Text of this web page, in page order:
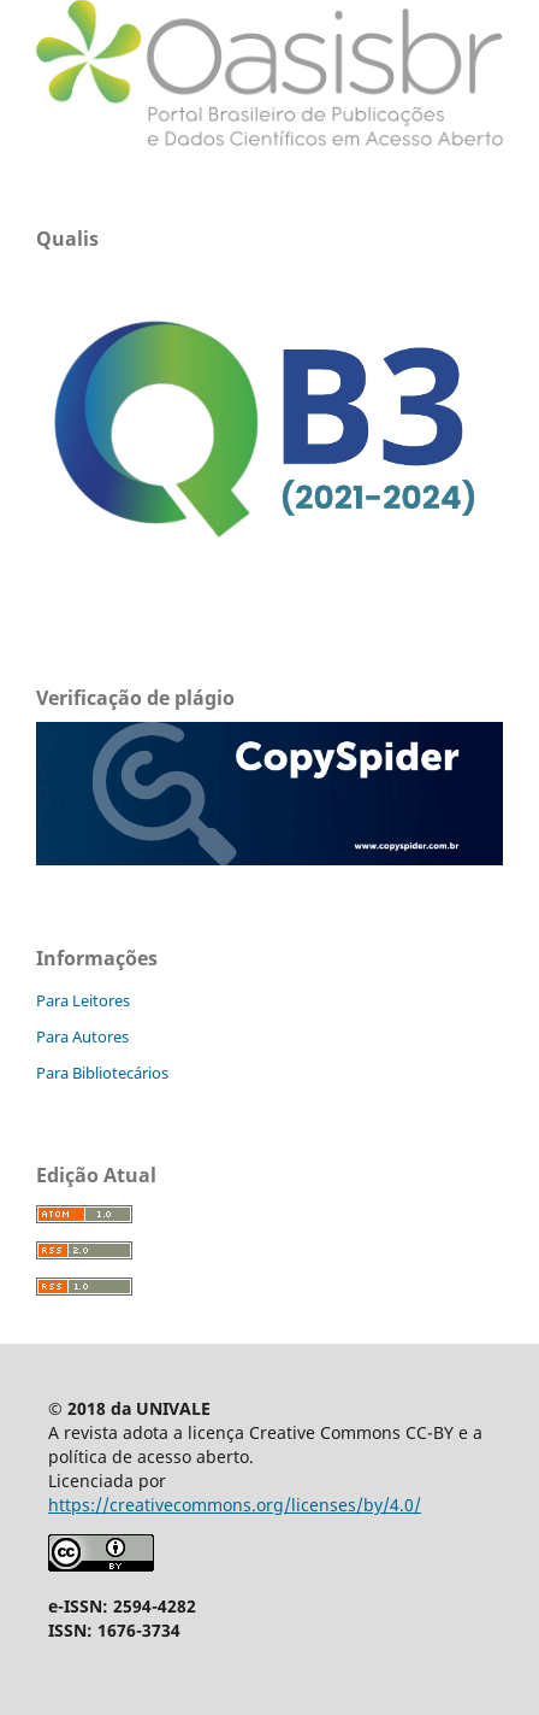
Qualis
Verificação de plágio
Informações
Para Leitores
Para Autores
Para Bibliotecários
Edição Atual
© 2018 da UNIVALE
A revista adota a licença Creative Commons CC-BY e a
política de acesso aberto.
Licenciada por
https://creativecommons.org/licenses/by/4.0/
e-ISSN: 2594-4282
ISSN: 1676-3734